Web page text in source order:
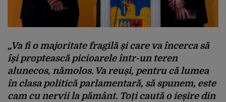
„Va fi o majoritate fragilă și care va încerca să
își proptească picioarele într-un teren
alunecos, nămolos. Va reuși, pentru că lumea
în clasa politică parlamentară, să spunem, este
cam cu nervii la pământ. Toți caută o ieșire din